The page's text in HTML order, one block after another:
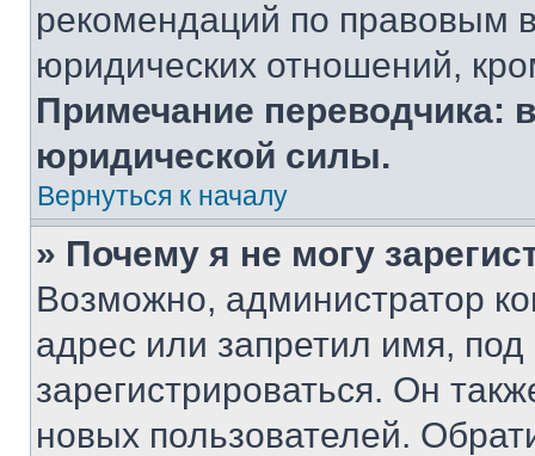
рекомендаций по правовым
юридических отношений,
Примечание переводчика:
юридической силы.
Вернуться к началу
» Почему я не могу
Возможно, администратор
адрес или запретил имя,
зарегистрироваться. Он
новых пользователей.